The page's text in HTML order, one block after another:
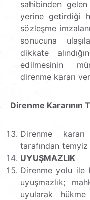
sahibinden
yerine getirdiği
sözleşme
sonucuna
dikkate
edilmesinin
direnme kararı
Direnme Kararının
Direnme
tarafından
UYUŞMAZLIK
Direnme yolu ile
uyuşmazlık;
uyularak